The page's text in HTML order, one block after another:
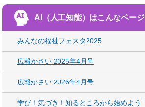
AI（人工知能）はこんなペー
みんなの福祉フェスタ2025
広報かさい 2025年4月号
広報かさい 2026年4月号
学び！気づき！知るところから始めよう